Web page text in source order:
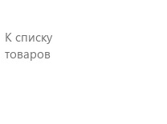
К списку
товаров